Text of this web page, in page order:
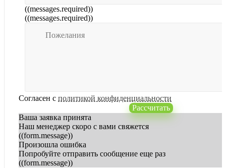
((messages.required))
((messages.required))
Согласен с политикой конфиденциальности
Рассчитать
Ваша заявка принята
Наш менеджер скоро с вами свяжется
((form.message))
Произошла ошибка
Попробуйте отправить сообщение еще раз
((form.message))